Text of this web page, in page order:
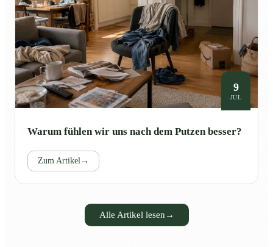
9
JUL
Warum fühlen wir uns nach dem Putzen besser?
Zum Artikel→
Alle Artikel lesen →